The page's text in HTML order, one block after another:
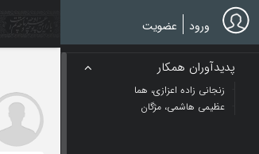
Skip
to
main
ورود عضویت
پدیدآوران همکار
زنجانی زاده اعزازی، هما
عظیمی هاشمی، مژگان